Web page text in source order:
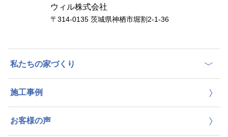
ウィル株式会社
〒314-0135 茨城県神栖市堀割2-1-36
私たちの家づくり
施工事例
お客様の声